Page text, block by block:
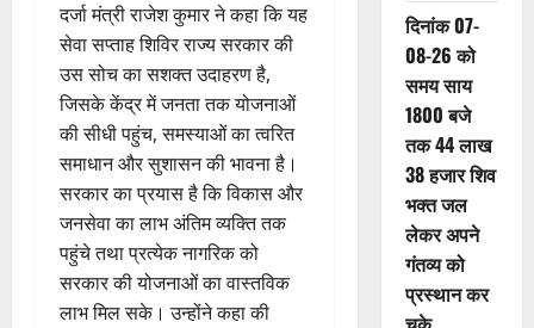
दर्जा मंत्री राजेश कुमार ने कहा कि यह
सेवा सप्ताह शिविर राज्य सरकार की
उस सोच का सशक्त उदाहरण है,
जिसके केंद्र में जनता तक योजनाओं
की सीधी पहुंच, समस्याओं का त्वरित
समाधान और सुशासन की भावना है।
सरकार का प्रयास है कि विकास और
जनसेवा का लाभ अंतिम व्यक्ति तक
पहुंचे तथा प्रत्येक नागरिक को
सरकार की योजनाओं का वास्तविक
लाभ मिल सके। उन्होंने कहा की
दिनांक 07-
08-26 को
समय साय
1800 बजे
तक 44 लाख
38 हजार शिव
भक्त जल
लेकर अपने
गंतव्य को
प्रस्थान कर